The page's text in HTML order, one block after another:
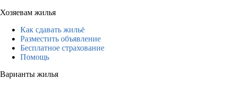
Хозяевам жилья
Как сдавать жильё
Разместить объявление
Бесплатное страхование
Помощь
Варианты жилья